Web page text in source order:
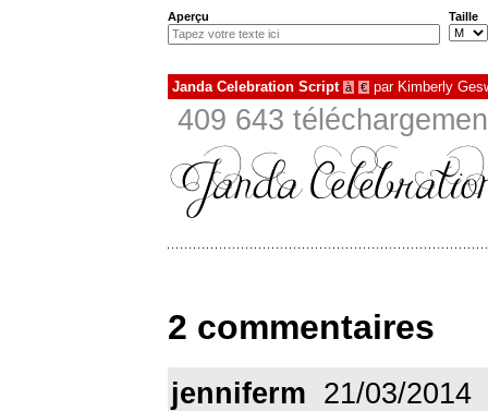
Aperçu Taille
Janda Celebration Script à € par Kimberly
409 643
2 commentaires
jenniferm 21/03/2014